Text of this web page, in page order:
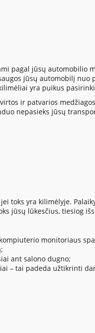
pagal jūsų automobilio
jūsų automobilį
yra puikus
ir patvarios
nepasieks jūsų
yra kilimėlyje.
jūsų lūkesčius, tiesiog
monitoriaus
ant salono dugno;
tai padeda užtikrinti